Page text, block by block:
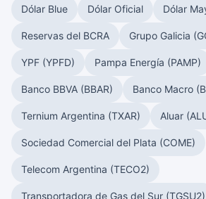
Dólar Blue Dólar Oficial Dólar
Reservas del BCRA Grupo Galicia
YPF (YPFD) Pampa Energía (PAMP)
Banco BBVA (BBAR) Banco Macro
Ternium Argentina (TXAR) Aluar
Sociedad Comercial del Plata (COME)
Telecom Argentina (TECO2)
Transportadora de Gas del Sur (TGSU2)